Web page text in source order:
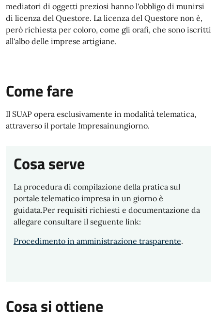
mediatori di oggetti preziosi hanno l'obbligo di munirsi
di licenza del Questore. La licenza del Questore non è,
però richiesta per coloro, come gli orafi, che sono iscritti
all'albo delle imprese artigiane.
Come fare
Il SUAP opera esclusivamente in modalità telematica,
attraverso il portale Impresainungiorno.
Cosa serve
La procedura di compilazione della pratica sul
portale telematico impresa in un giorno è
guidata.Per requisiti richiesti e documentazione da
allegare consultare il seguente link:
Procedimento in amministrazione trasparente.
Cosa si ottiene